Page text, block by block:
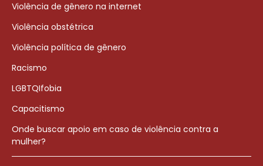
Violência de gênero na internet
Violência obstétrica
Violência política de gênero
Racismo
LGBTQIfobia
Capacitismo
Onde buscar apoio em caso de violência contra a
mulher?